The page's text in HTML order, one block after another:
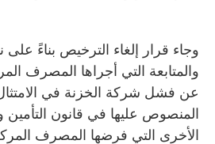
وجاء قرار إلغاء الترخيص بناءً على
والمتابعة التي أجراها المصرف
عن فشل شركة الخزنة في
المنصوص عليها في قانون التأمين
الأخرى التي فرضها المصرف